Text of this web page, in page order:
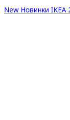
New Новинки IKEA